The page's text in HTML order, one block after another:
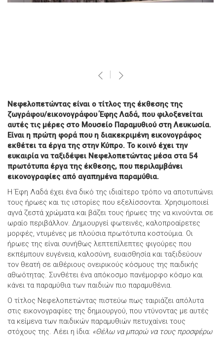
Νεφελοπετώντας είναι ο τίτλος της έκθεσης της
ζωγράφου/εικονογράφου Έφης Λαδά, που φιλοξενείται
αυτές τις μέρες στο Μουσείο Παραμυθιού στη Λευκωσία.
Είναι η πρώτη φορά που η διακεκριμένη εικονογράφος
εκθέτει τα έργα της στην Κύπρο. Το κοινό έχει την
ευκαιρία να ταξιδέψει Νεφελοπετώντας μέσα στα 54
πρωτότυπα έργα της έκθεσης, που περιλαμβάνει
εικονογραφίες από αγαπημένα παραμύθια.
Η Έφη Λαδά έχει ένα δικό της ιδιαίτερο τρόπο να αποτυπώνει
τους ήρωες και τις ιστορίες που εξελίσσονται. Χρησιμοποιεί
αγνά ζεστά χρώματα και βάζει τους ήρωες της να κινούνται σε
ωραίο περιβάλλον. Δημιουργεί φωτεινές, καλοπροαίρετες
μορφές, ντυμένες με πλούσια πρωτότυπα κοστούμια. Οι
ήρωες της είναι συνήθως λεπτεπίλεπτες φιγούρες που
εκπέμπουν ευγένεια, καλοσύνη, ευαισθησία και ταξιδεύουν
τον θεατή σε αιθέριους ονειρικούς κόσμους της παιδικής
αθωότητας. Συνθέτει ένα απόκοσμο πανέμορφο κόσμο και
κάνει τα παραμύθια των παιδιών πιο παραμυθένια.
Ο τίτλος Νεφελοπετώντας πιστεύω πως ταιριάζει απόλυτα
στις εικονογραφίες της δημιουργού, που ντύνοντας με αυτές
τα κείμενα των παιδικών παραμυθιών πετυχαίνει τους
στόχους της. Λέει η ίδια: «Θέλω να μπορώ να τους προσφέρω